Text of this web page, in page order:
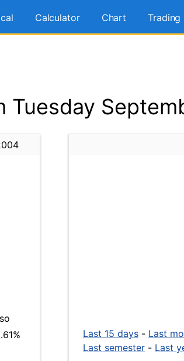
Calculator Chart Trading
Tuesday
Last 15 days - Last
Last semester - Last